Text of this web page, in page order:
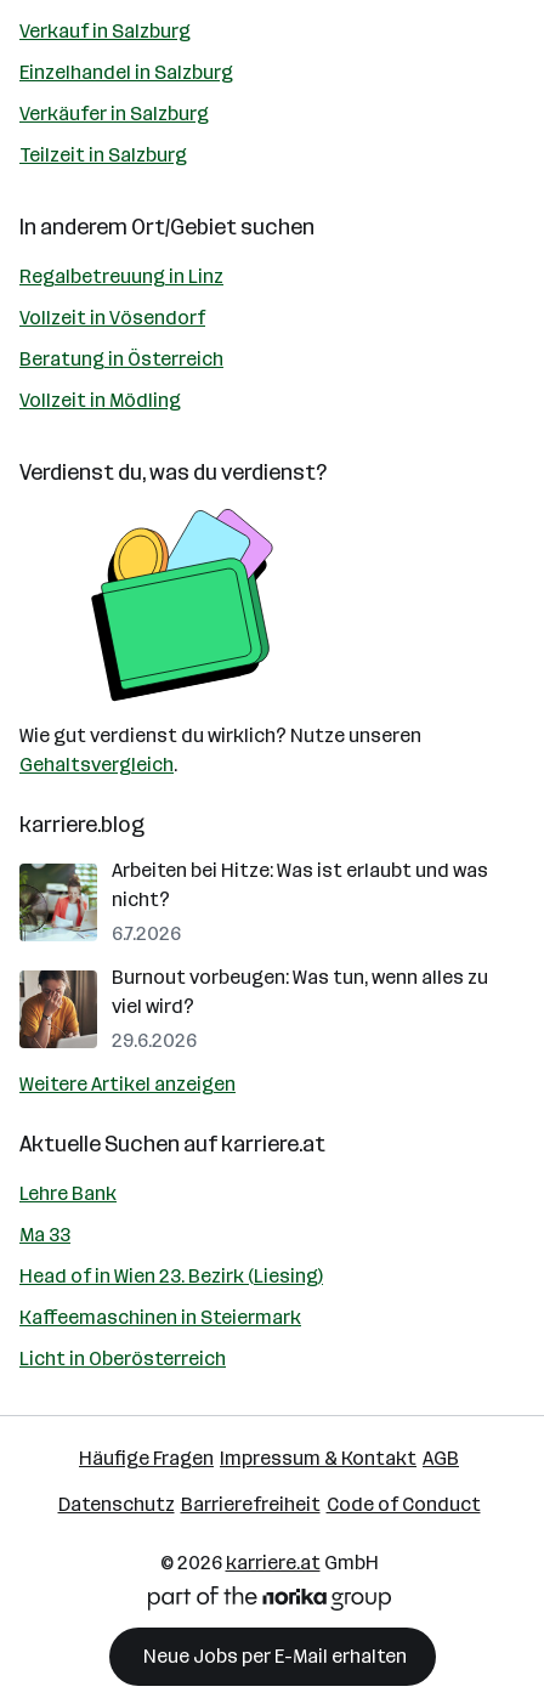
Verkauf in Salzburg
Einzelhandel in Salzburg
Verkäufer in Salzburg
Teilzeit in Salzburg
In anderem Ort/Gebiet suchen
Regalbetreuung in Linz
Vollzeit in Vösendorf
Beratung in Österreich
Vollzeit in Mödling
Verdienst du, was du verdienst?
Wie gut verdienst du wirklich? Nutze unseren
Gehaltsvergleich.
karriere.blog
Arbeiten bei Hitze: Was ist erlaubt und was
nicht?
6.7.2026
Burnout vorbeugen: Was tun, wenn alles zu
viel wird?
29.6.2026
Weitere Artikel anzeigen
Aktuelle Suchen aufkarriere.at
Lehre Bank
Ma 33
Head of in Wien 23. Bezirk (Liesing)
Kaffeemaschinen in Steiermark
Licht in Oberösterreich
Häufige Fragen Impressum & Kontakt AGB
Datenschutz Barrierefreiheit Code of Conduct
© 2026 karriere.atGmbH
Neue Jobs per E-Mail erhalten